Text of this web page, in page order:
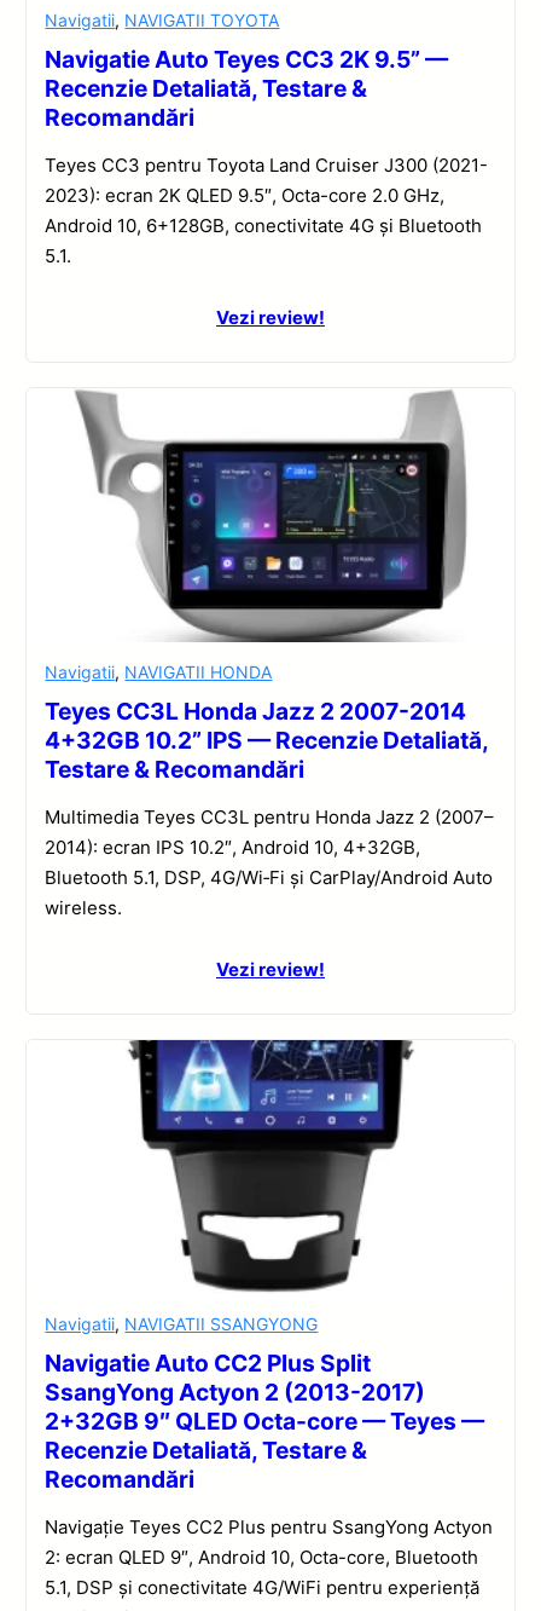
Navigatii, NAVIGATII TOYOTA
Navigatie Auto Teyes CC3 2K 9.5” —
Recenzie Detaliată, Testare &
Recomandări
Teyes CC3 pentru Toyota Land Cruiser J300 (2021-
2023): ecran 2K QLED 9.5″, Octa-core 2.0 GHz,
Android 10, 6+128GB, conectivitate 4G și Bluetooth
5.1.
Vezi review!
Navigatii, NAVIGATII HONDA
Teyes CC3L Honda Jazz 2 2007-2014
4+32GB 10.2” IPS — Recenzie Detaliată,
Testare & Recomandări
Multimedia Teyes CC3L pentru Honda Jazz 2 (2007–
2014): ecran IPS 10.2″, Android 10, 4+32GB,
Bluetooth 5.1, DSP, 4G/Wi‑Fi și CarPlay/Android Auto
wireless.
Vezi review!
Navigatii, NAVIGATII SSANGYONG
Navigatie Auto CC2 Plus Split
SsangYong Actyon 2 (2013-2017)
2+32GB 9″ QLED Octa-core — Teyes —
Recenzie Detaliată, Testare &
Recomandări
Navigație Teyes CC2 Plus pentru SsangYong Actyon
2: ecran QLED 9″, Android 10, Octa-core, Bluetooth
5.1, DSP și conectivitate 4G/WiFi pentru experiență